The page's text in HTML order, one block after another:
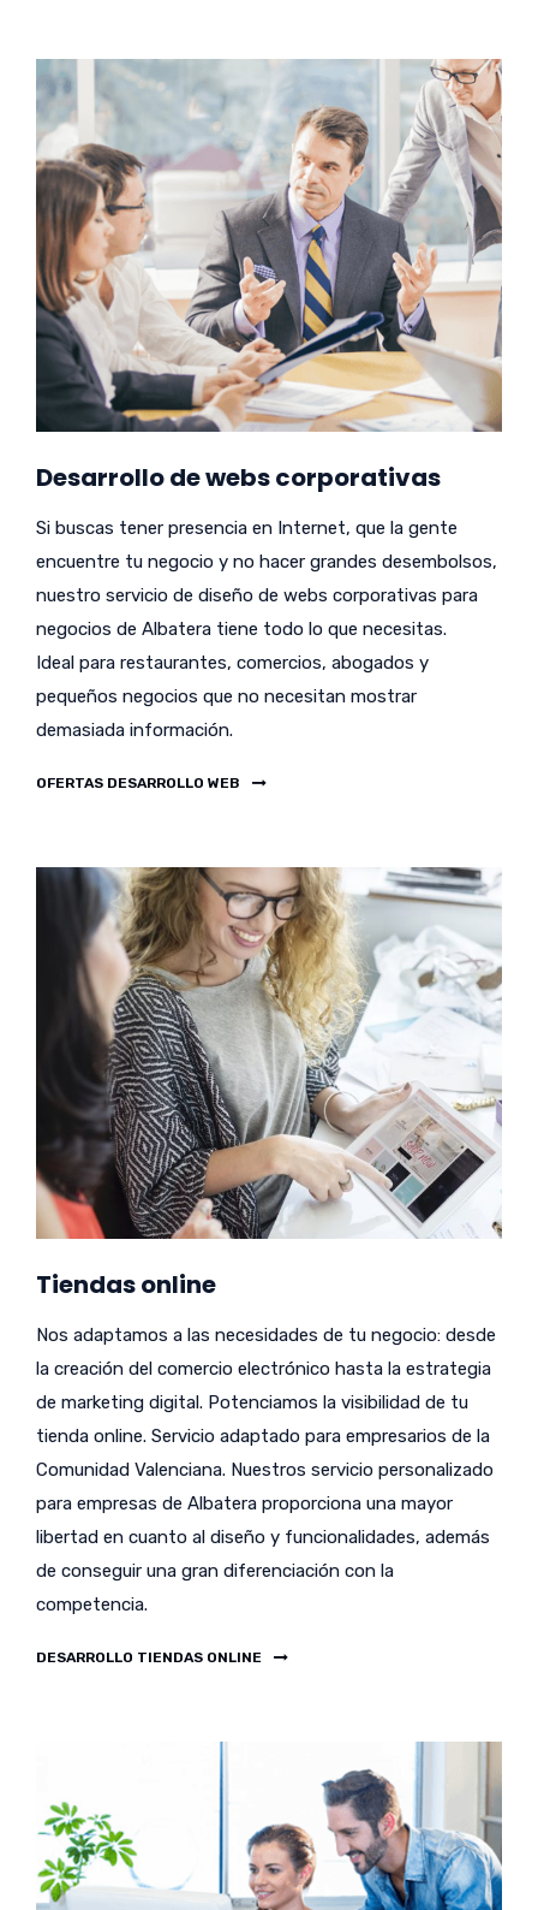
Desarrollo de webs corporativas
Si buscas tener presencia en Internet, que la gente
encuentre tu negocio y no hacer grandes desembolsos,
nuestro servicio de diseño de webs corporativas para
negocios de Albatera tiene todo lo que necesitas.
Ideal para restaurantes, comercios, abogados y
pequeños negocios que no necesitan mostrar
demasiada información.
OFERTAS DESARROLLO WEB
Tiendas online
Nos adaptamos a las necesidades de tu negocio: desde
la creación del comercio electrónico hasta la estrategia
de marketing digital. Potenciamos la visibilidad de tu
tienda online. Servicio adaptado para empresarios de la
Comunidad Valenciana. Nuestros servicio personalizado
para empresas de Albatera proporciona una mayor
libertad en cuanto al diseño y funcionalidades, además
de conseguir una gran diferenciación con la
competencia.
DESARROLLO TIENDAS ONLINE